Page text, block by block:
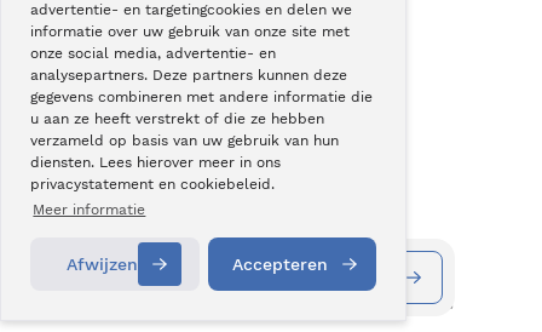
advertentie- en targetingcookies en delen we
informatie over uw gebruik van onze site met
onze social media, advertentie- en
analysepartners. Deze partners kunnen deze
gegevens combineren met andere informatie die
u aan ze heeft verstrekt of die ze hebben
verzameld op basis van uw gebruik van hun
diensten. Lees hierover meer in ons
privacystatement en cookiebeleid.
Meer informatie
Afwijzen Accepteren
Nieuws
Blogs
Podcast
Pressroom
Instagram
Facebook
LinkedIn
KVK nummer: 30196373
Alle behandelingen